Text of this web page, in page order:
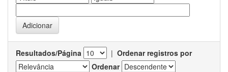
Resultados/Página | Ordenar registros por
Ordenar